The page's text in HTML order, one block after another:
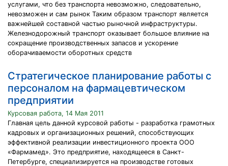
услугами, что без транспорта невозможно, следовательно,
невозможен и сам рынок Таким образом транспорт является
важнейшей составной частью рыночной инфраструктуры.
Железнодорожный транспорт оказывает большое влияние на
сокращение производственных запасов и ускорение
оборачиваемости оборотных средств
Стратегическое планирование работы с
персоналом на фармацевтическом
предприятии
Курсовая работа, 14 Мая 2011
Главная цель данной курсовой работы - разработка грамотных
кадровых и организационных решений, способствующих
эффективной реализации инвестиционного проекта ООО
«Фармамед». Это предприятие, находящееся в Санкт-
Петербурге, специализируется на производстве готовых